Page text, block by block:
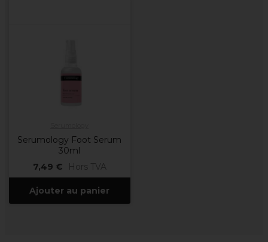
Serumology Foot Serum
30ml
7,49 €
Hors TVA
Ajouter au panier